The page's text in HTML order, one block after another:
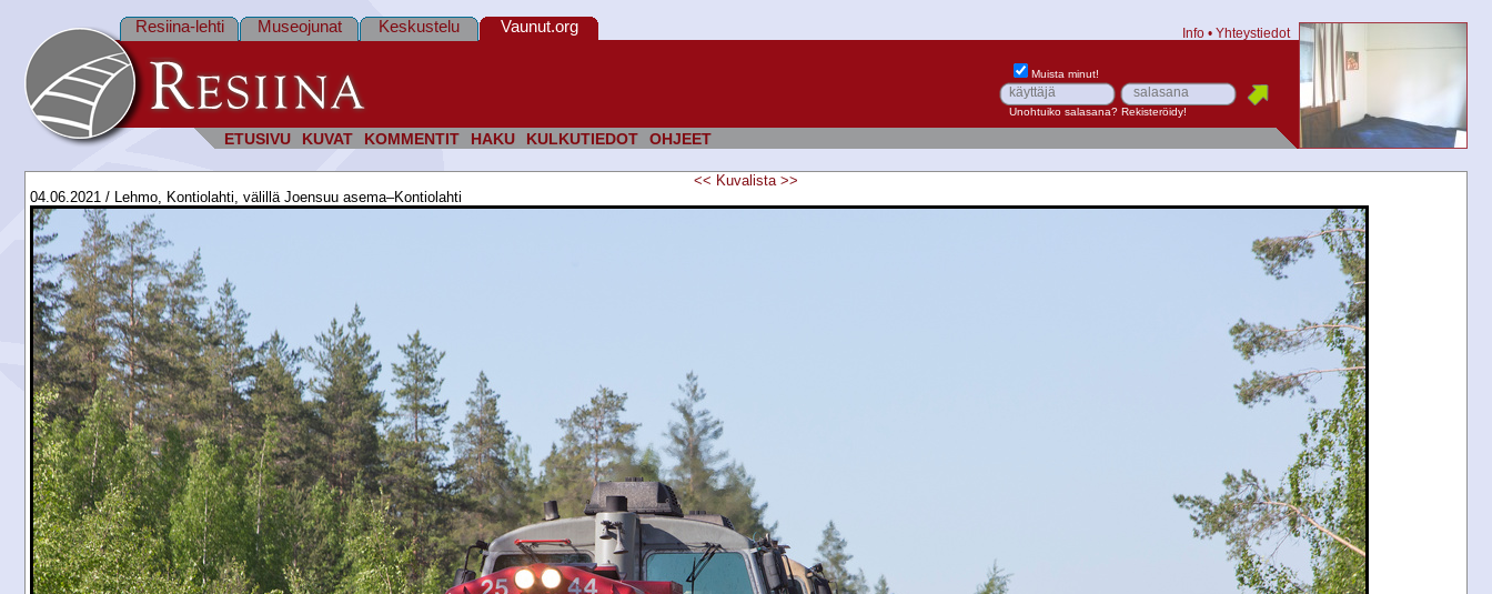
ETUSIVU KUVAT KOMMENTIT HAKU KULKUTIEDOT OHJEET
Resiina-lehti Museojunat Keskustelu Vaunut.org Info • Yhteystiedot
Muista minut!
Unohtuiko salasana? Rekisteröidy!
<< Kuvalista >>
04.06.2021 / Lehmo, Kontiolahti, välillä Joensuu asema–Kontiolahti